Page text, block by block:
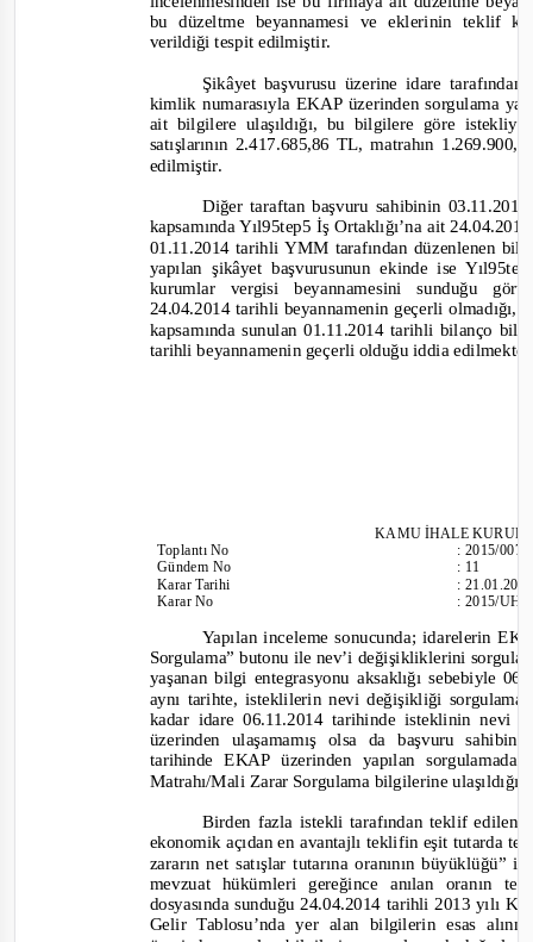
bu düzeltme beyannamesi ve eklerinin teklif
verildiği tespit edilmiştir.
Şikâyet başvurusu üzerine idare
kimlik numarasıyla EKAP üzerinden sorgulama
ait bilgilere ulaşıldığı, bu bilgilere göre
satışlarının 2.417.685,86 TL, matrahın
edilmiştir.
Diğer taraftan başvuru sahibinin
kapsamında Yıl95tep5 İş Ortaklığı’na ait
01.11.2014 tarihli YMM tarafından düzenlenen
yapılan şikâyet başvurusunun ekinde ise
kurumlar vergisi beyannamesini sunduğu
24.04.2014 tarihli beyannamenin geçerli
kapsamında sunulan 01.11.2014 tarihli bilanço
tarihli beyannamenin geçerli olduğu iddia
KAMU İHALE
ToplantıNo
Gündem No
Karar Tarihi
Karar No
:2015/007
: 11
:
:2015/
Yapılan inceleme sonucunda; idarelerin
Sorgulama” butonu ile nev’i değişikliklerini
yaşanan bilgi entegrasyonu aksaklığı sebebiyle
aynı tarihte, isteklilerin nevi değişikliği
kadar idare 06.11.2014 tarihinde isteklinin
üzerinden ulaşamamış olsa da başvuru
tarihinde EKAP üzerinden yapılan
Matrahı/Mali Zarar Sorgulama bilgilerine
Birden fazla istekli tarafından teklif edilen
ekonomik açıdan en avantajlı teklifin eşit tutarda
zararın net satışlar tutarına oranının
mevzuat hükümleri gereğince anılan oranın
dosyasında sunduğu 24.04.2014 tarihli 2013 yılı
Gelir Tablosu’nda yer alan bilgilerin esas